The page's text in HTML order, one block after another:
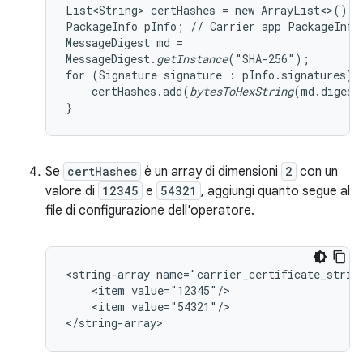
List<String> certHashes = new ArrayList<>();
PackageInfo pInfo; // Carrier app PackageInfo
MessageDigest md =
MessageDigest. getInstance("SHA-256");
for (Signature signature : pInfo.signatures)
    certHashes.add(
bytesToHexString
}
Se certHashes è un array di dimensioni 2 con un
valore di 12345 e 54321 , aggiungi quanto segue al
file di configurazione dell'operatore.
<string-array
    <item value="12345"/>
    <item value="54321"/>
</string-array>